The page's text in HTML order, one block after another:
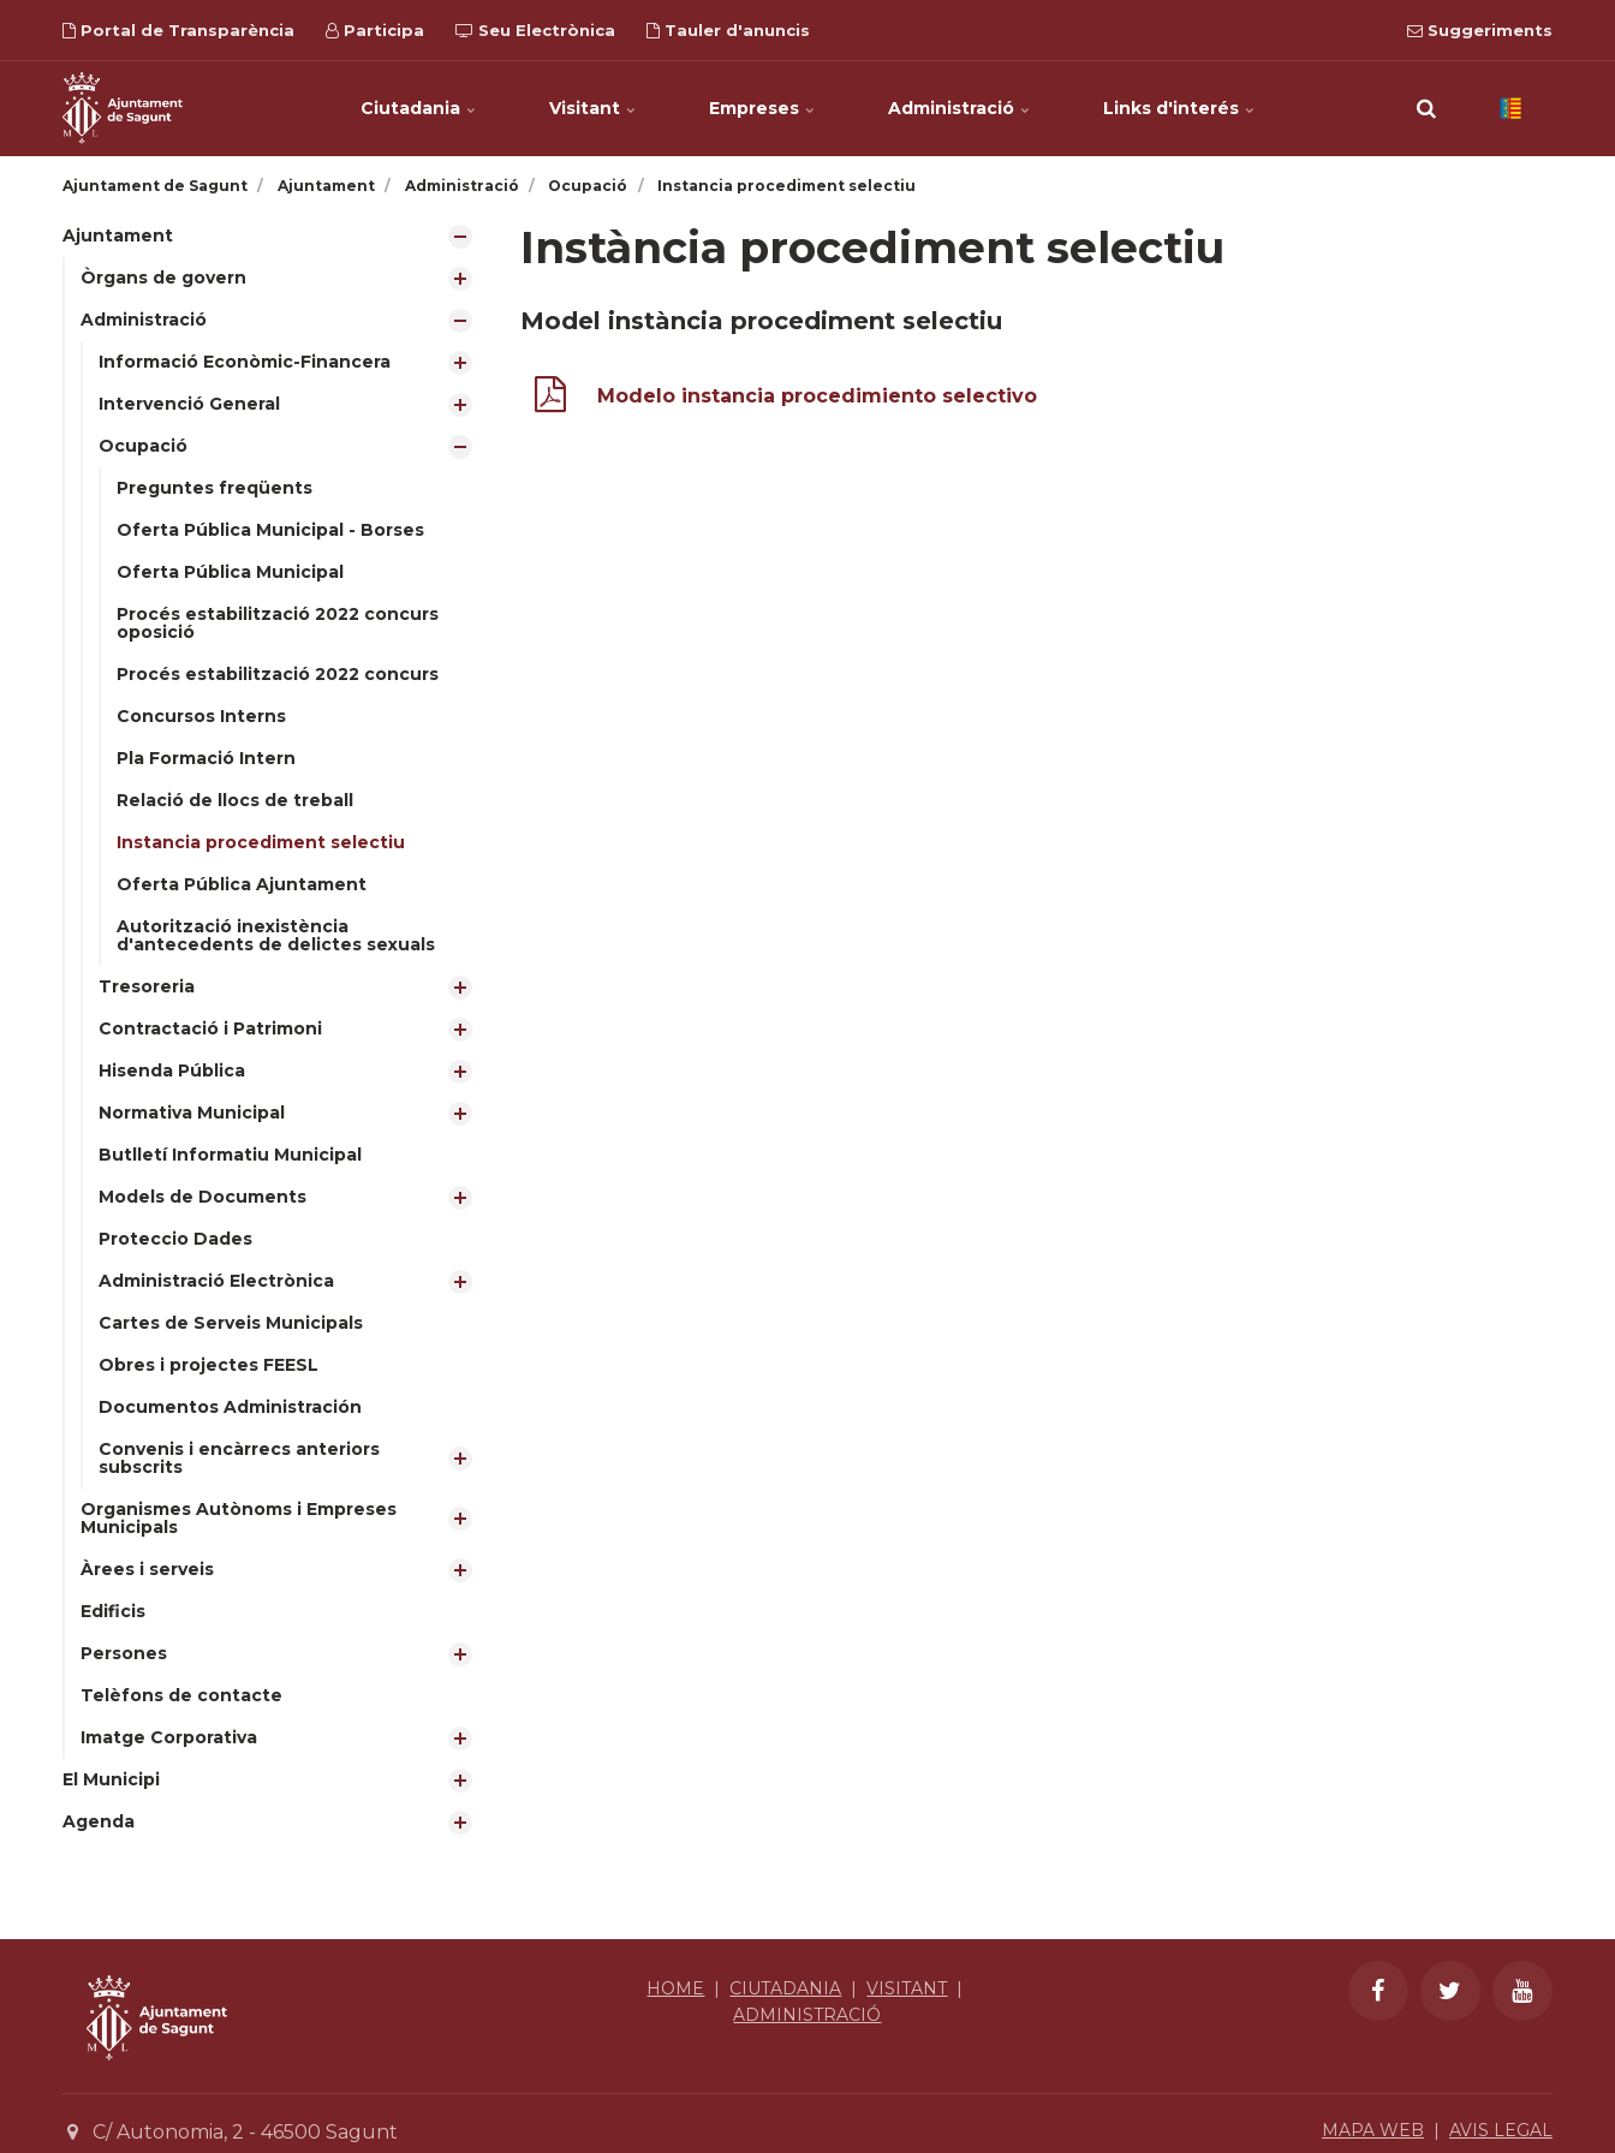
Portal de Transparència Participa Seu Electrònica Tauler d'anuncis Suggeriments
Ciutadania Visitant Empreses Administració Links d'interés
Ajuntament de Sagunt Ajuntament Administració Ocupació Instancia procediment selectiu
Ajuntament
Òrgans de govern
Administració
Informació Econòmic-Financera
Intervenció General
Ocupació
Preguntes freqüents
Oferta Pública Municipal - Borses
Oferta Pública Municipal
Procés estabilització 2022 concurs
oposició
Procés estabilització 2022 concurs
Concursos Interns
Pla Formació Intern
Relació de llocs de treball
Instancia procediment selectiu
Oferta Pública Ajuntament
Autorització inexistència
d'antecedents de delictes sexuals
Tresoreria
Contractació i Patrimoni
Hisenda Pública
Normativa Municipal
Butlletí Informatiu Municipal
Models de Documents
Proteccio Dades
Administració Electrònica
Cartes de Serveis Municipals
Obres i projectes FEESL
Documentos Administración
Convenis i encàrrecs anteriors
subscrits
Organismes Autònoms i Empreses
Municipals
Àrees i serveis
Edificis
Persones
Telèfons de contacte
Imatge Corporativa
El Municipi
Agenda
Instància procediment selectiu
Model instància procediment selectiu
Modelo instancia procedimiento selectivo
HOME | CIUTADANIA |VISITANT|
ADMINISTRACIÓ
C/ Autonomia, 2 - 46500 Sagunt MAPA WEB | AVIS LEGAL